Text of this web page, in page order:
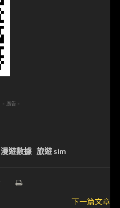
- 廣告 -
漫遊數據 旅遊 sim
下一篇文章